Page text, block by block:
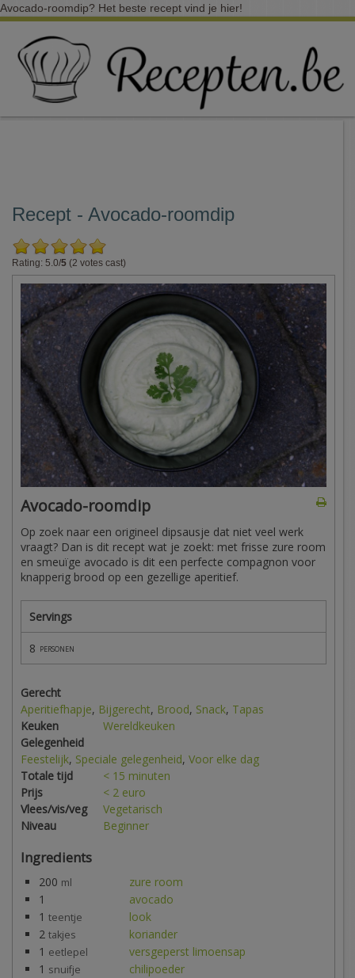
Avocado-roomdip? Het beste recept vind je hier!
Recept - Avocado-roomdip
Rating: 5.0/5 (2 votes cast)
Avocado-roomdip
Op zoek naar een origineel dipsausje dat niet veel werk
vraagt? Dan is dit recept wat je zoekt: met frisse zure room
en smeuïge avocado is dit een perfecte compagnon voor
knapperig brood op een gezellige aperitief.
Servings
8 personen
Gerecht
Aperitiefhapje, Bijgerecht, Brood, Snack, Tapas
Keuken
Wereldkeuken
Gelegenheid
Feestelijk, Speciale gelegenheid, Voor elke dag
Totale tijd
< 15 minuten
Prijs
< 2 euro
Vlees/vis/veg
Vegetarisch
Niveau
Beginner
Ingredients
200 ml
zure room
1
avocado
1 teentje
look
2 takjes
koriander
1 eetlepel
versgeperst limoensap
1 snuifje
chilipoeder